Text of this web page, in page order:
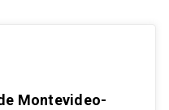
Montevideo-